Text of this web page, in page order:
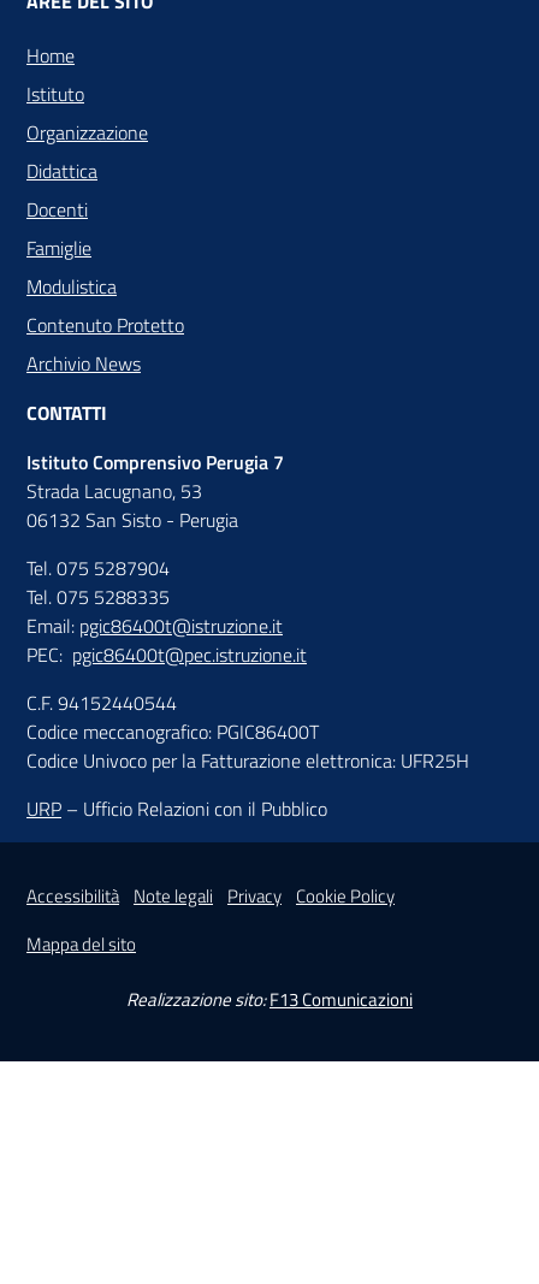
Home
Istituto
Organizzazione
Didattica
Docenti
Famiglie
Modulistica
Contenuto Protetto
Archivio News
CONTATTI
Istituto Comprensivo Perugia 7
Strada Lacugnano, 53
06132 San Sisto - Perugia
Tel. 075 5287904
Tel. 075 5288335
Email: pgic86400t@istruzione.it
PEC: pgic86400t@pec.istruzione.it
C.F. 94152440544
Codice meccanografico: PGIC86400T
Codice Univoco per la Fatturazione elettronica: UFR25H
URP – Ufficio Relazioni con il Pubblico
Accessibilità Note legali Privacy Cookie Policy
Mappa del sito
Realizzazione sito:F13 Comunicazioni